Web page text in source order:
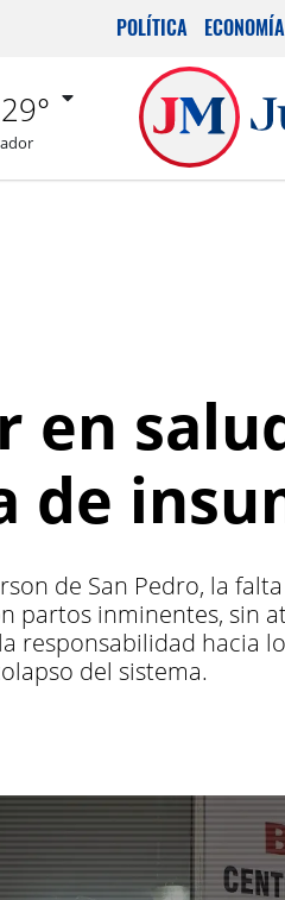
POLÍTICA ECONOMÍA
29°
en
de
de San Pedro, la
partos inminentes, sin
responsabilidad hacia
del sistema.